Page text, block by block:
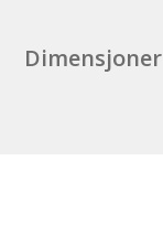
Dimensjoner